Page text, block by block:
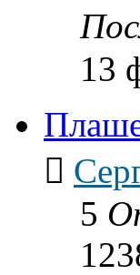
13
5